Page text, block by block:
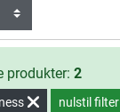
produkter: 2
nulstil filter